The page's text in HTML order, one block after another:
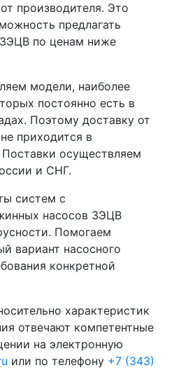
производителя. Это
предлагать
по ценам ниже
модели, наиболее
постоянно есть в
Поэтому доставку от
приходится в
осуществляем
и СНГ.
систем с
насосов 3ЭЦВ
Помогаем
вариант насосного
конкретной
характеристик
отвечают компетентные
на электронную
или по телефону +7 (343)